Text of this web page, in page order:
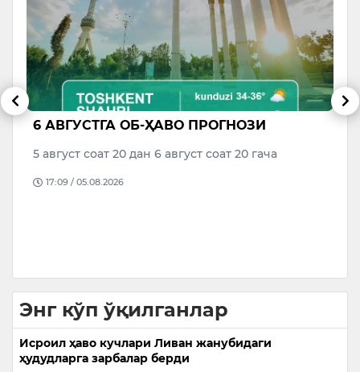
6 АВГУСТГА ОБ-ҲАВО ПРОГНОЗИ
5 август соат 20 дан 6 август соат 20 гача
17:09 / 05.08.2026
Энг кўп ўқилганлар
Исроил ҳаво кучлари Ливан жанубидаги
ҳудудларга зарбалар берди